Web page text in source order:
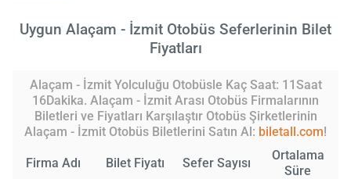
Uygun Alaçam - İzmit Otobüs Seferlerinin Bilet
Fiyatları
Alaçam - İzmit Yolculuğu Otobüsle Kaç Saat: 11Saat
16Dakika. Alaçam - İzmit Arası Otobüs Firmalarının
Biletleri ve Fiyatları Karşılaştır Otobüs Şirketlerinin
Alaçam - İzmit Otobüs Biletlerini Satın Al: biletall.com!
Firma Adı Bilet Fiyatı Sefer Sayısı
Ortalama
Süre